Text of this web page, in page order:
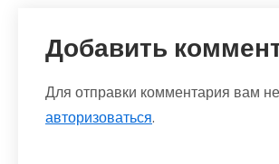
Добавить
Для отправки комментария вам
авторизоваться.